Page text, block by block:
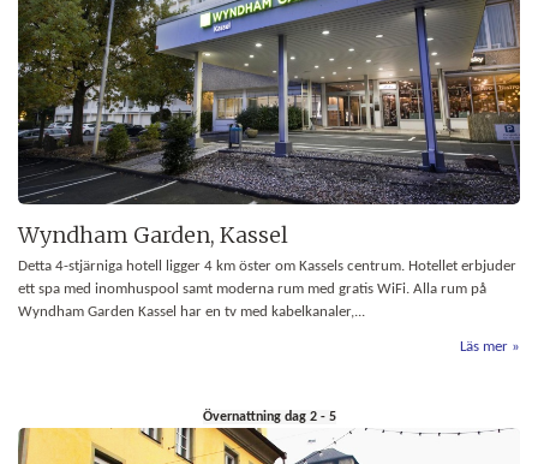
Wyndham Garden, Kassel
Detta 4-stjärniga hotell ligger 4 km öster om Kassels centrum. Hotellet erbjuder
ett spa med inomhuspool samt moderna rum med gratis WiFi. Alla rum på
Wyndham Garden Kassel har en tv med kabelkanaler,...
Läs mer
Övernattning dag 2 - 5